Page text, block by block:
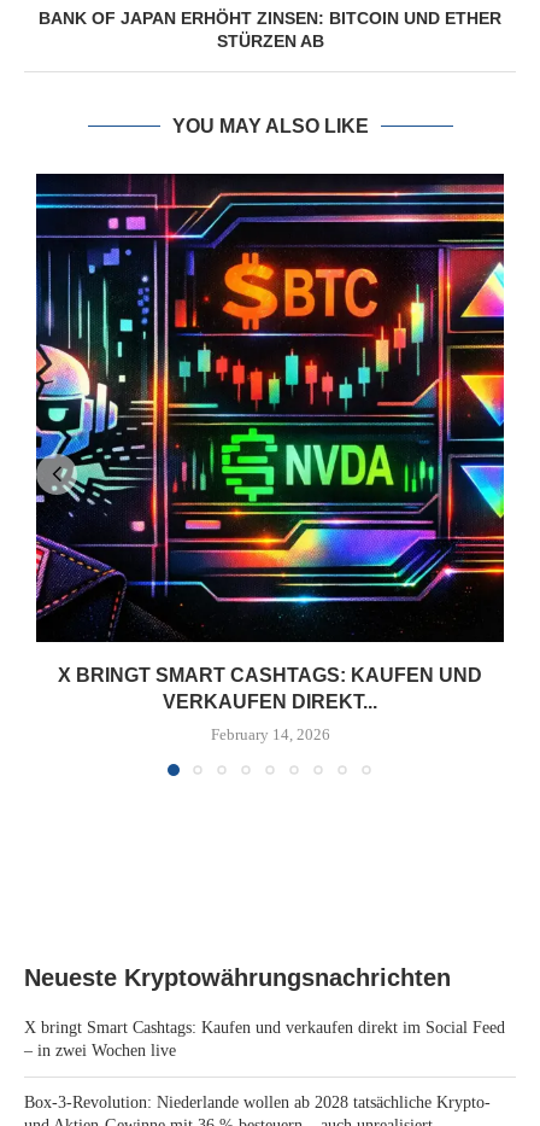
BANK OF JAPAN ERHÖHT ZINSEN: BITCOIN UND ETHER
STÜRZEN AB
YOU MAY ALSO LIKE
X BRINGT SMART CASHTAGS: KAUFEN UND
VERKAUFEN DIREKT...
February 14, 2026
Neueste Kryptowährungsnachrichten
X bringt Smart Cashtags: Kaufen und verkaufen direkt im Social Feed
– in zwei Wochen live
Box-3-Revolution: Niederlande wollen ab 2028 tatsächliche Krypto-